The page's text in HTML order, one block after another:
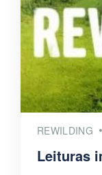
REWILDING
Leituras